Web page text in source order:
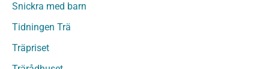
Sågat virke
Sågat virke Behandlat
Övriga träprodukter
Snickra med barn
Tidningen Trä
Träpriset